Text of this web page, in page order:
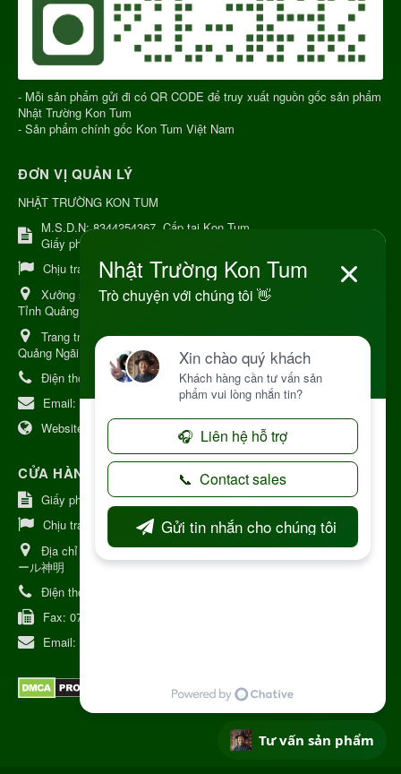
- Mỗi sản phẩm gửi đi có QR CODE để truy xuất nguồn gốc sản phẩm
Nhật Trường Kon Tum
- Sản phẩm chính gốc Kon Tum Việt Nam
ĐƠN VỊ QUẢN LÝ
NHẬT TRƯỜNG KON TUM
M.S.D.N: 8344254367, Cấp tại Kon Tum.
Giấy phép số: Số 38A.8009409/HKD
Chịu trách nhiệm:Chủ cơ sở Nguyễn Nhật Trường
Xưởng sản xuất:34 Lý Thường Kiệt, Tổ 6, Phường Kon Tum,
Tỉnh Quảng Ngải
Trang trại Dược Liệu Hữu Cơ:Khu 37 Hộ Xã Măng Đen Tỉnh
Quảng Ngãi
Điện thoại:
+84 906968923
Email: kinhdoanh@nhattruongkontum.com
Website:
https://www.nhattruongkontum.com
CỬA HÀNG GIỚI THIỆU TẠI NHẬT BẢN
Giấy phép số: 080-9475-1379
Chịu trách nhiệm:MR THƯƠNG
Địa chỉ Nhật Bản:日本 愛知県刈谷市神明町6丁目308番地 ファミ
ール神明
Điện thoại:
Fax: 070-9178-7979
Email:
Tư vấn sản phẩm